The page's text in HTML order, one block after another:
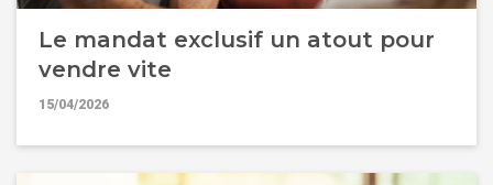
Le mandat exclusif un atout pour
vendre vite
15/04/2026